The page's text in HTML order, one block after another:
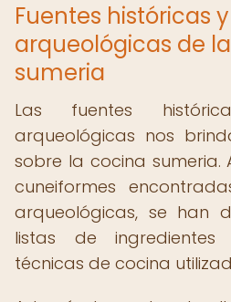
Fuentes históricas
arqueológicas de
sumeria
Las fuentes
arqueológicas nos
sobre la cocina sumeria.
cuneiformes
arqueológicas, se han
listas de
técnicas de cocina